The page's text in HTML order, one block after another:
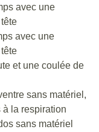
avec une
avec une
et une coulée de
sans matériel,
à la respiration
sans matériel